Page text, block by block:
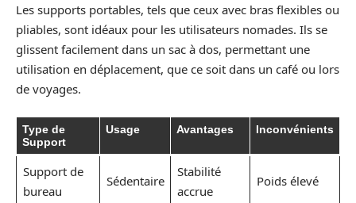
Les supports portables, tels que ceux avec bras flexibles ou
pliables, sont idéaux pour les utilisateurs nomades. Ils se
glissent facilement dans un sac à dos, permettant une
utilisation en déplacement, que ce soit dans un café ou lors
de voyages.
Type de
Support
Usage Avantages Inconvénients
Support de
bureau
Sédentaire
Stabilité
accrue
Poids élevé